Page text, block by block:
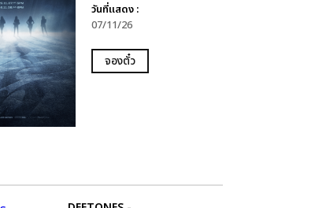
วันที่แสดง :
07/11/26
จองตั๋ว